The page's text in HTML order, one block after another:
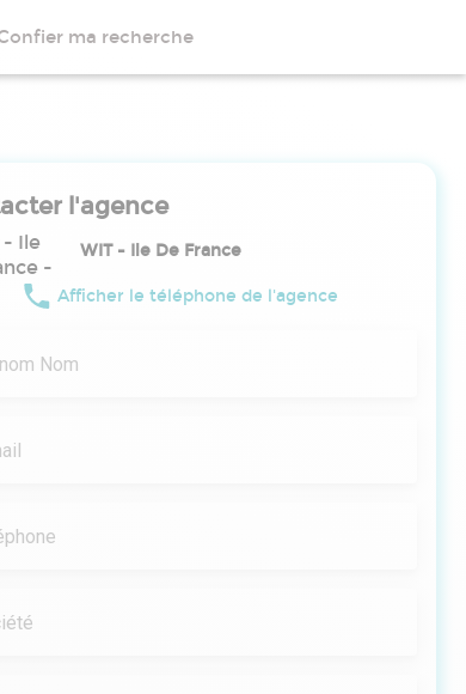
ma recherche
l'agence
WIT - Ile De France
Afficher le téléphone de l'agence
Nom